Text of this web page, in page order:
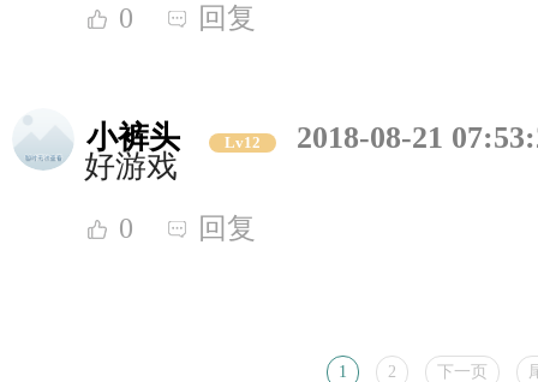
0 回复
小裤头 Lv12
2018-08-21
好游戏
0 回复
1 2 下一页